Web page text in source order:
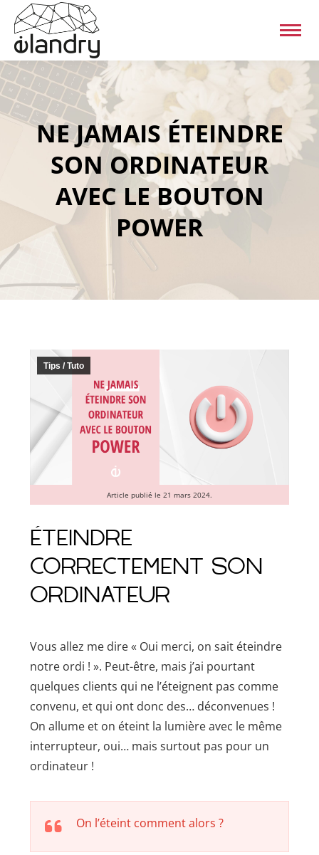
NE JAMAIS ÉTEINDRE
SON ORDINATEUR
AVEC LE BOUTON
POWER
Tips / Tuto
Article publié le 21 mars 2024.
ÉTEINDRE
CORRECTEMENT SON
ORDINATEUR
Vous allez me dire « Oui merci, on sait éteindre
notre ordi ! ». Peut-être, mais j’ai pourtant
quelques clients qui ne l’éteignent pas comme
convenu, et qui ont donc des… déconvenues !
On allume et on éteint la lumière avec le même
interrupteur, oui… mais surtout pas pour un
ordinateur !
On l’éteint comment alors ?